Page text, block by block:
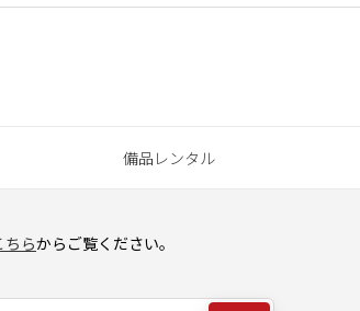
備品レンタル
らからご覧ください。